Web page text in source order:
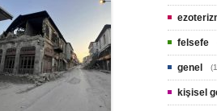
felsefe
genel
kişisel